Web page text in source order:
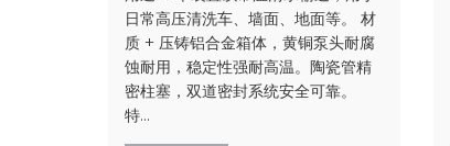
日常高压清洗车、墙面、地面等。 材
质 + 压铸铝合金箱体，黄铜泵头耐腐
蚀耐用，‌稳定性强耐高温。陶瓷管精
密柱塞，双道密封系统安全可靠。
特…